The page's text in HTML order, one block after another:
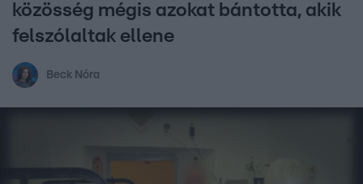
közösség mégis azokat bántotta, akik
felszólaltak ellene
Beck Nóra